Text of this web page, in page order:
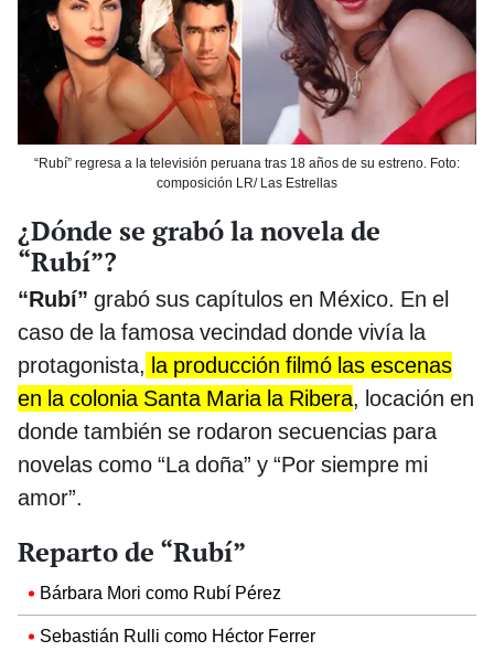
“Rubí” regresa a la televisión peruana tras 18 años de su estreno. Foto:
composición LR/ Las Estrellas
¿Dónde se grabó la novela de
“Rubí”?
“Rubí” grabó sus capítulos en México. En el
caso de la famosa vecindad donde vivía la
protagonista, la producción filmó las escenas
en la colonia Santa Maria la Ribera, locación en
donde también se rodaron secuencias para
novelas como “La doña” y “Por siempre mi
amor”.
Reparto de “Rubí”
Bárbara Mori como Rubí Pérez
Sebastián Rulli como Héctor Ferrer